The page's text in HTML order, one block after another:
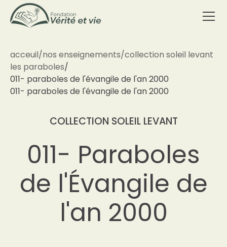
acceuil/nos enseignements/collection soleil levant
les paraboles/
011- paraboles de l'évangile de l'an 2000
011- paraboles de l'évangile de l'an 2000
COLLECTION SOLEIL LEVANT
011- Paraboles
de l'Évangile de
l'an 2000